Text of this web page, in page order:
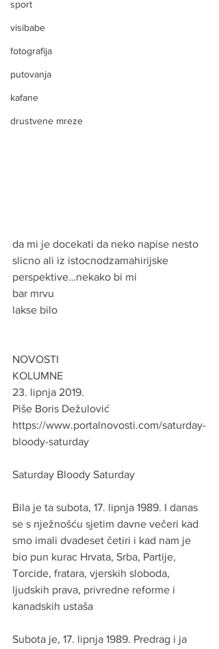
sport
visibabe
fotografija
putovanja
kafane
drustvene mreze
da mi je docekati da neko napise nesto
slicno ali iz istocnodzamahirijske
perspektive…nekako bi mi
bar mrvu
lakse bilo
NOVOSTI
KOLUMNE
23. lipnja 2019.
Piše Boris Dežulović
https://www.portalnovosti.com/saturday-
bloody-saturday
Saturday Bloody Saturday
Bila je ta subota, 17. lipnja 1989. I danas
se s nježnošću sjetim davne večeri kad
smo imali dvadeset četiri i kad nam je
bio pun kurac Hrvata, Srba, Partije,
Torcide, fratara, vjerskih sloboda,
ljudskih prava, privredne reforme i
kanadskih ustaša
Subota je, 17. lipnja 1989. Predrag i ja